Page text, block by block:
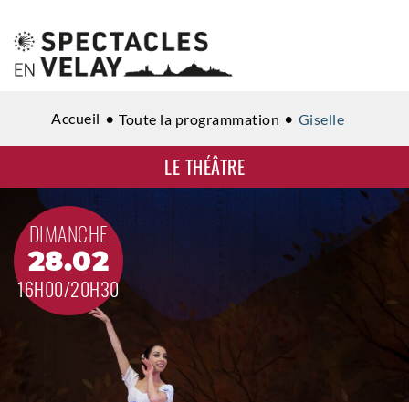
LE THÉÂTRE
Accueil Toute la programmation Giselle
DIMANCHE
28.02
16H00/20H30